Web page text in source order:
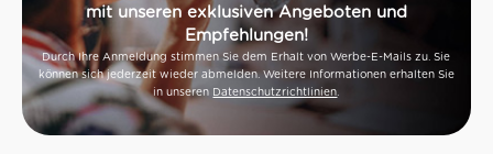
mit unseren exklusiven Angeboten und
Empfehlungen!
Durch Ihre Anmeldung stimmen Sie dem Erhalt von Werbe-E-Mails zu. Sie
können sich jederzeit wieder abmelden. Weitere Informationen erhalten Sie
in unseren Datenschutzrichtlinien